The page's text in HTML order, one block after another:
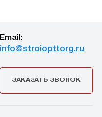
Email:
info@stroiopttorg.ru
ЗАКАЗАТЬ ЗВОНОК